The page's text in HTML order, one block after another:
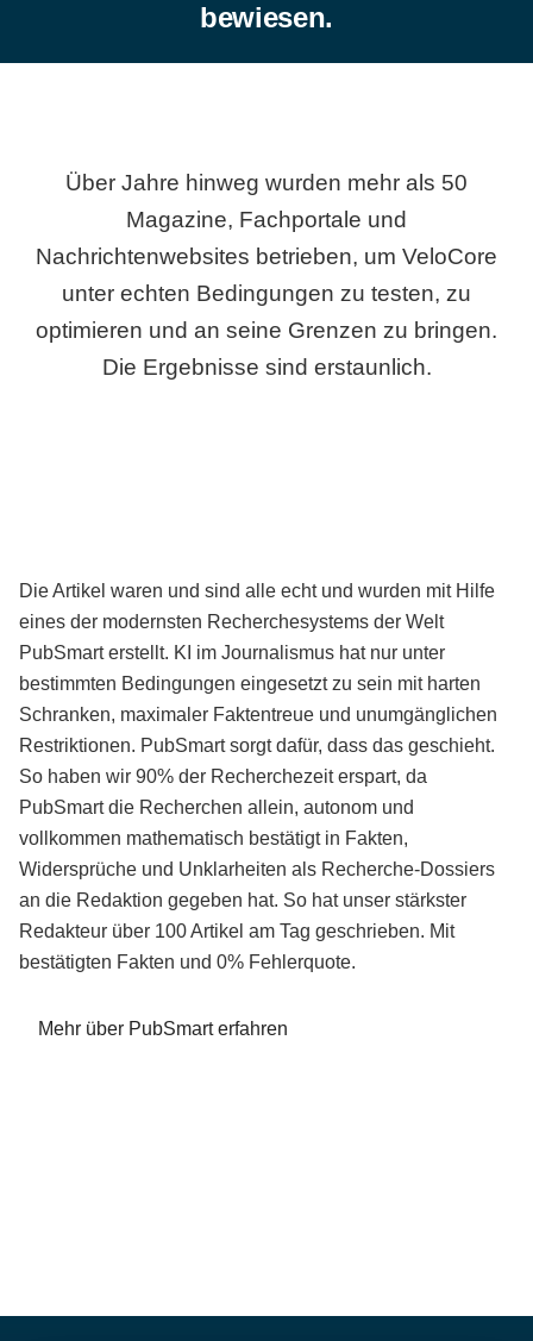
bewiesen.
Über Jahre hinweg wurden mehr als 50
Magazine, Fachportale und
Nachrichtenwebsites betrieben, um VeloCore
unter echten Bedingungen zu testen, zu
optimieren und an seine Grenzen zu bringen.
Die Ergebnisse sind erstaunlich.
Die Artikel waren und sind alle echt und wurden mit Hilfe
eines der modernsten Recherchesystems der Welt
PubSmart erstellt. KI im Journalismus hat nur unter
bestimmten Bedingungen eingesetzt zu sein mit harten
Schranken, maximaler Faktentreue und unumgänglichen
Restriktionen. PubSmart sorgt dafür, dass das geschieht.
So haben wir 90% der Recherchezeit erspart, da
PubSmart die Recherchen allein, autonom und
vollkommen mathematisch bestätigt in Fakten,
Widersprüche und Unklarheiten als Recherche-Dossiers
an die Redaktion gegeben hat. So hat unser stärkster
Redakteur über 100 Artikel am Tag geschrieben. Mit
bestätigten Fakten und 0% Fehlerquote.
Mehr über PubSmart erfahren